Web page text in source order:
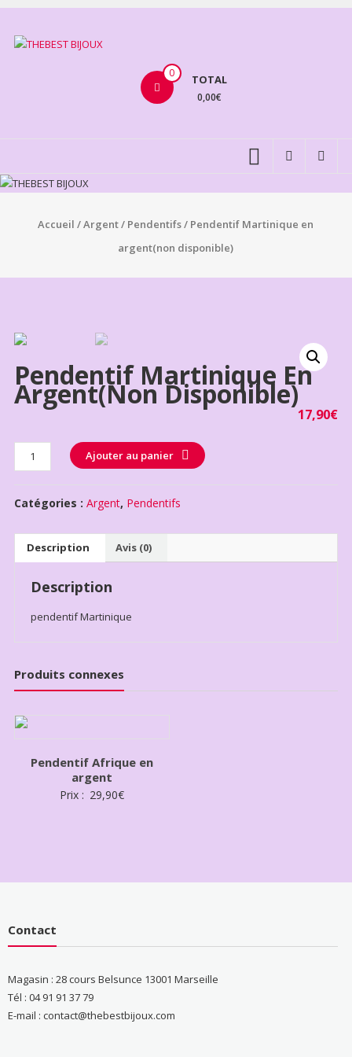
Aller
contenu
BIJOUX
0 TOTAL
0,00€
Accueil /Argent/ Pendentifs/ Pendentif Martinique en
argent(non disponible)
Pendentif Martinique En
Argent(non Disponible)
17,90€
Quantité Ajouter au panier
Catégories : Argent, Pendentifs
Description Avis (0)
Description
pendentif Martinique
Produits connexes
Pendentif Afrique en
argent
Prix : 29,90€
Contact
Magasin : 28 cours Belsunce 13001 Marseille
Tél : 04 91 91 37 79
E-mail : contact@thebestbijoux.com